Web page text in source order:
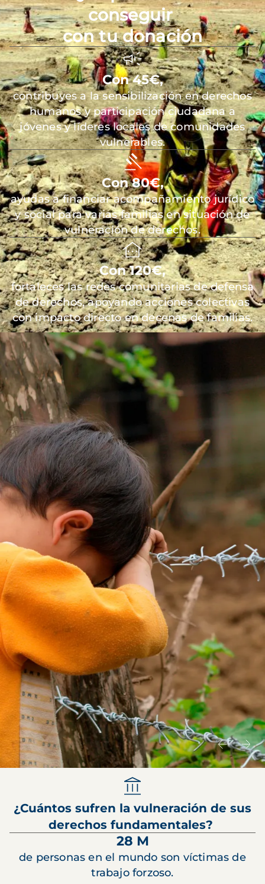
conseguir
con tu donación
Con 45€,
contribuyes a la sensibilización en derechos
humanos y participación ciudadana a
jóvenes y líderes locales de comunidades
vulnerables.
Con 80€,
ayudas a financiar acompañamiento jurídico
y social para varias familias en situación de
vulneración de derechos.
Con 120€,
fortaleces las redes comunitarias de defensa
de derechos, apoyando acciones colectivas
con impacto directo en decenas de familias.
¿Cuántos sufren la vulneración de sus
derechos fundamentales?
28 M
de personas en el mundo son víctimas de
trabajo forzoso.